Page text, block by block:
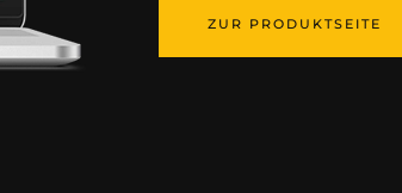
ZUR PRODUKTSEITE